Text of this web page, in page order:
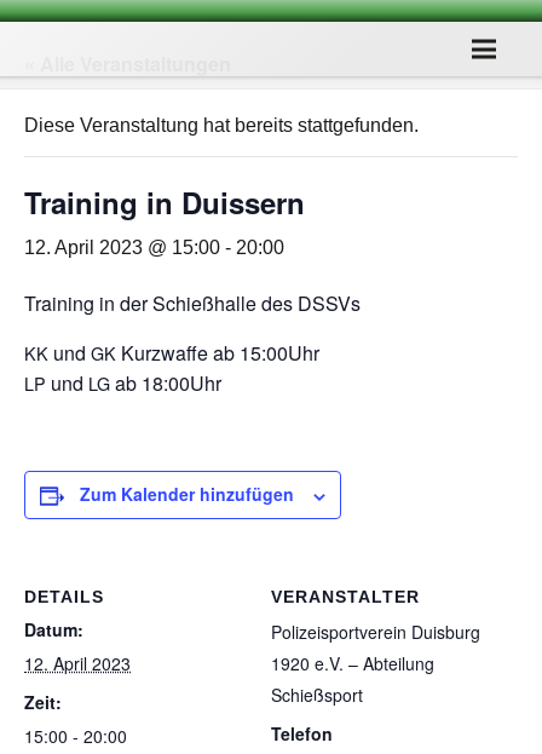
Diese Veranstaltung hat bereits stattgefunden.
Trai­ning in Duissern
12. April 2023 @ 15:00 - 20:00
Trai­ning in der Schieß­halle des DSSVs
KK und GK Kurz­waffe ab 15:00Uhr
LP und LGab 18:00Uhr
Zum Kalender hinzufügen
DETAILS
Datum:
12. April 2023
Zeit:
15:00 - 20:00
VERANSTALTER
Poli­zei­sport­ver­ein Duis­burg
1920 e.V. – Abtei­lung
Schießsport
Telefon